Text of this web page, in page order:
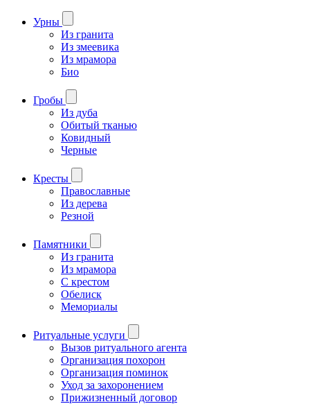
Урны
Из гранита
Из змеевика
Из мрамора
Био
Гробы
Из дуба
Обитый тканью
Ковидный
Черные
Кресты
Православные
Из дерева
Резной
Памятники
Из гранита
Из мрамора
С крестом
Обелиск
Мемориалы
Ритуальные услуги
Вызов ритуального агента
Организация похорон
Организация поминок
Уход за захоронением
Прижизненный договор